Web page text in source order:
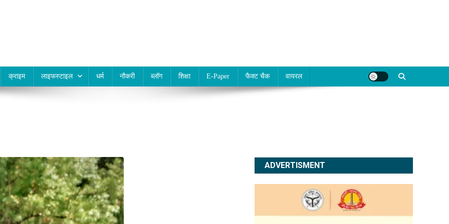
क्राइम लाइफस्टाइल धर्म नौकरी ब्लॉग शिक्षा E-Paper फैक्ट चैक वायरल
ADVERTISMENT